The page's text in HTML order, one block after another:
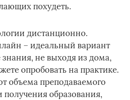
похудеть.
дистанционно.
– идеальный вариант
не выходя из дома,
опробовать на практике.
объема преподаваемого
получения образования,